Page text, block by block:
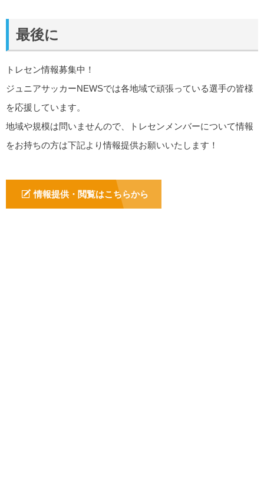
最後に
トレセン情報募集中！
ジュニアサッカーNEWSでは各地域で頑張っている選手の皆様
を応援しています。
地域や規模は問いませんので、トレセンメンバーについて情報
をお持ちの方は下記より情報提供お願いいたします！
情報提供・閲覧はこちらから